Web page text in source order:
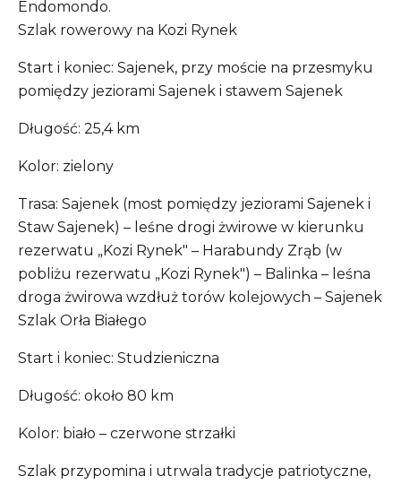
Endomondo.
Szlak rowerowy na Kozi Rynek
Start i koniec: Sajenek, przy moście na przesmyku
pomiędzy jeziorami Sajenek i stawem Sajenek
Długość: 25,4 km
Kolor: zielony
Trasa: Sajenek (most pomiędzy jeziorami Sajenek i
Staw Sajenek) – leśne drogi żwirowe w kierunku
rezerwatu „Kozi Rynek" – Harabundy Zrąb (w
pobliżu rezerwatu „Kozi Rynek") – Balinka – leśna
droga żwirowa wzdłuż torów kolejowych – Sajenek
Szlak Orła Białego
Start i koniec: Studzieniczna
Długość: około 80 km
Kolor: biało – czerwone strzałki
Szlak przypomina i utrwala tradycje patriotyczne,